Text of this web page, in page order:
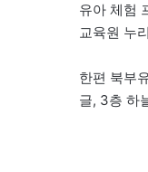
유아 체험
교육원 누
한편 북부
글, 3층 하